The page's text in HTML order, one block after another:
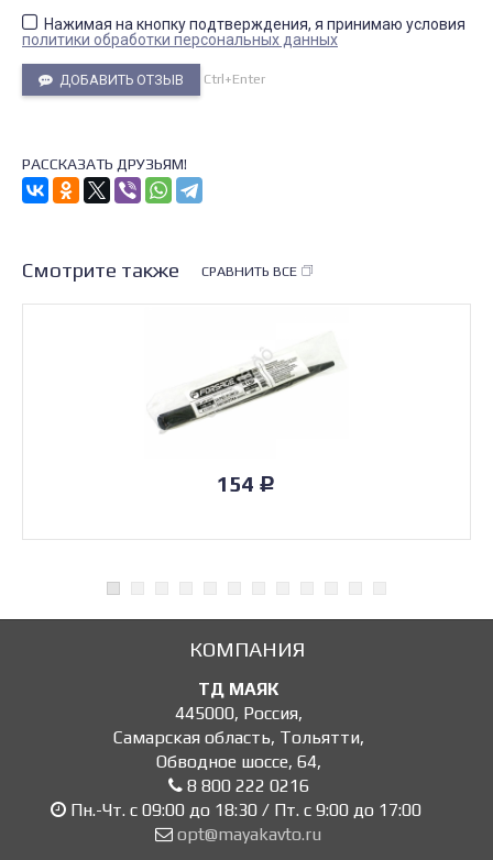
Нажимая на кнопку подтверждения, я принимаю условия
политики обработки персональных данных
ДОБАВИТЬ ОТЗЫВ Ctrl+Enter
РАССКАЗАТЬ ДРУЗЬЯМ!
Смотрите также СРАВНИТЬ ВСЕ
154 Р
КОМПАНИЯ
ТД МАЯК
445000, Россия,
Самарская область, Тольятти,
Обводное шоссе, 64,
8 800 222 0216
Пн.-Чт. с 09:00 до 18:30 / Пт. с 9:00 до 17:00
opt@mayakavto.ru